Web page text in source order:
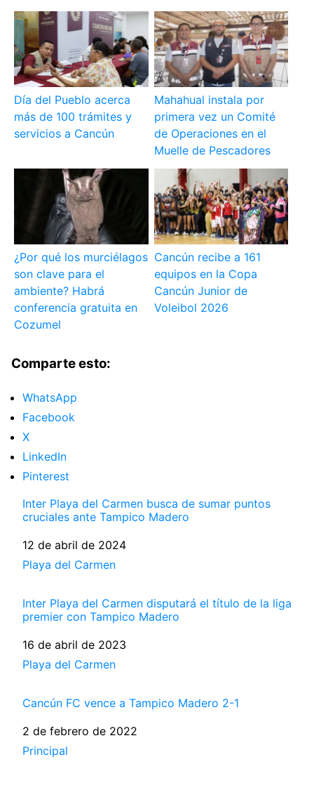
Día del Pueblo acerca
más de 100 trámites y
servicios a Cancún
Mahahual instala por
primera vez un Comité
de Operaciones en el
Muelle de Pescadores
¿Por qué los murciélagos
son clave para el
ambiente? Habrá
conferencia gratuita en
Cozumel
Cancún recibe a 161
equipos en la Copa
Cancún Junior de
Voleibol 2026
Comparte esto:
WhatsApp
Facebook
X
LinkedIn
Pinterest
Inter Playa del Carmen busca de sumar puntos
cruciales ante Tampico Madero
Fecha
12 de abril de 2024
Respecto a
Playa del Carmen
Inter Playa del Carmen disputará el título de la liga
premier con Tampico Madero
Fecha
16 de abril de 2023
Respecto a
Playa del Carmen
Cancún FC vence a Tampico Madero 2-1
Fecha
2 de febrero de 2022
Respecto a
Principal